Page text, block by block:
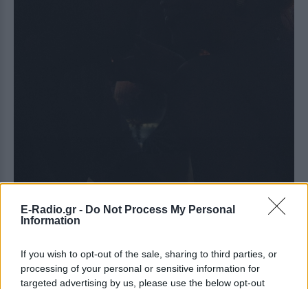
E-Radio.gr - Do Not Process My Personal
Information
If you wish to opt-out of the sale, sharing to third parties, or
processing of your personal or sensitive information for
targeted advertising by us, please use the below opt-out
[ΠΗΓΗ]